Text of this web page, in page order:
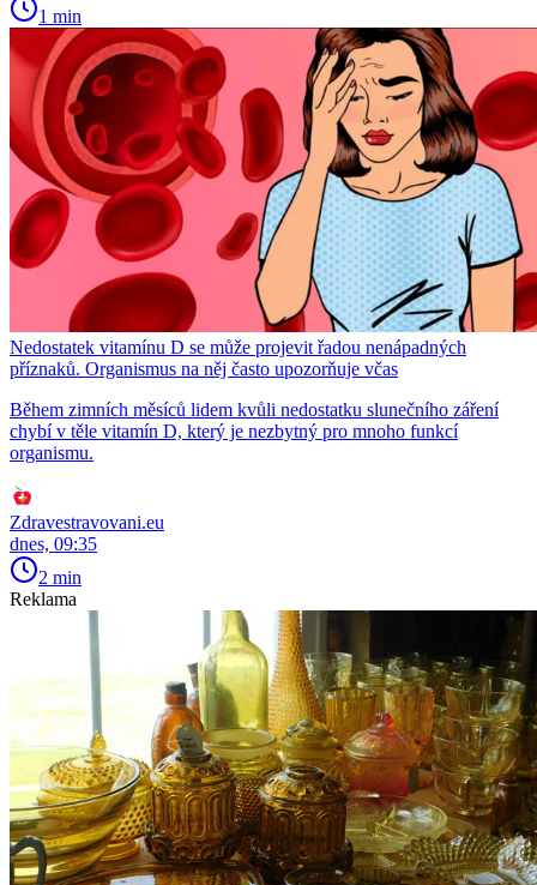
1 min
Nedostatek vitamínu D se může projevit řadou nenápadných
příznaků. Organismus na něj často upozorňuje včas
Během zimních měsíců lidem kvůli nedostatku slunečního záření
chybí v těle vitamín D, který je nezbytný pro mnoho funkcí
organismu.
Zdravestravovani.eu
dnes, 09:35
2 min
Reklama